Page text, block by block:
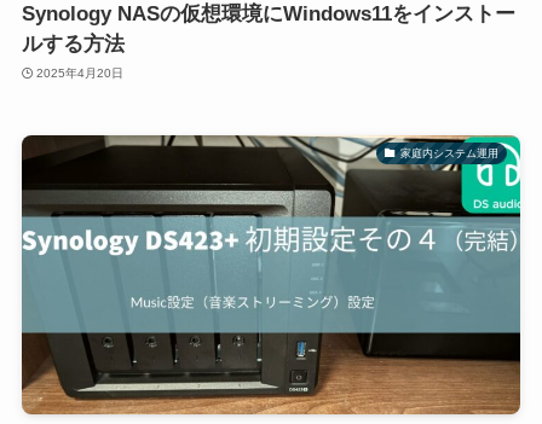
Synology NASの仮想環境にWindows11をインストー
ルする方法
2025年4月20日
家庭内システム運用